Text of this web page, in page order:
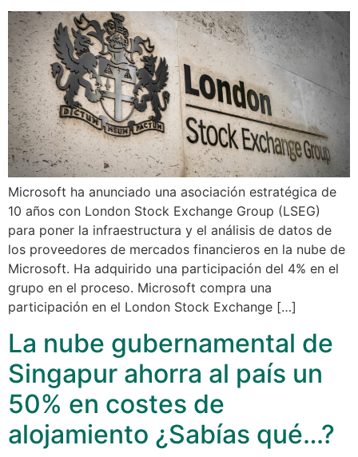
Microsoft ha anunciado una asociación estratégica de
10 años con London Stock Exchange Group (LSEG)
para poner la infraestructura y el análisis de datos de
los proveedores de mercados financieros en la nube de
Microsoft. Ha adquirido una participación del 4% en el
grupo en el proceso. Microsoft compra una
participación en el London Stock Exchange […]
La nube gubernamental de
Singapur ahorra al país un
50% en costes de
alojamiento ¿Sabías qué…?